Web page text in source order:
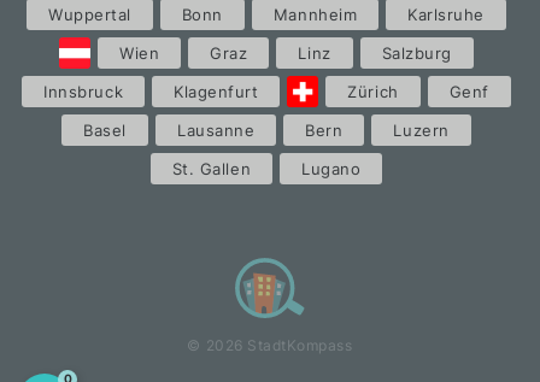
Wuppertal
Bonn Mannheim
Karlsruhe
Wien
Graz Linz
Salzburg
Innsbruck
Klagenfurt Zürich
Genf
Basel
Lausanne Bern
Luzern
St. Gallen
Lugano
© 2026 StadtKompass
0